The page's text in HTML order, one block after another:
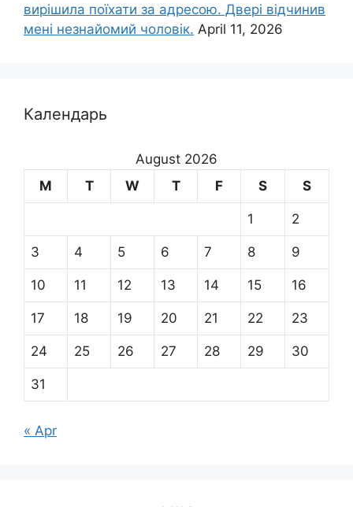
вирішила поїхати за адресою. Двері відчинив
мені незнайомий чоловік. April 11, 2026
Календарь
August 2026
M
T W T F S S
1 2
3 4 5 6 7 8 9
10 11 12 13 14 15 16
17 18 19 20 21 22 23
24 25 26 27 28 29 30
31
« Apr